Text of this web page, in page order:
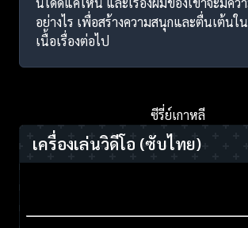
อย่างไร เพื่อสร้างความสนุกและตื่นเต้นใ
เนื้อเรื่องต่อไป
ซีรี่ย์เกาหลี
เครื่องเล่นวิดีโอ (ซับไทย)